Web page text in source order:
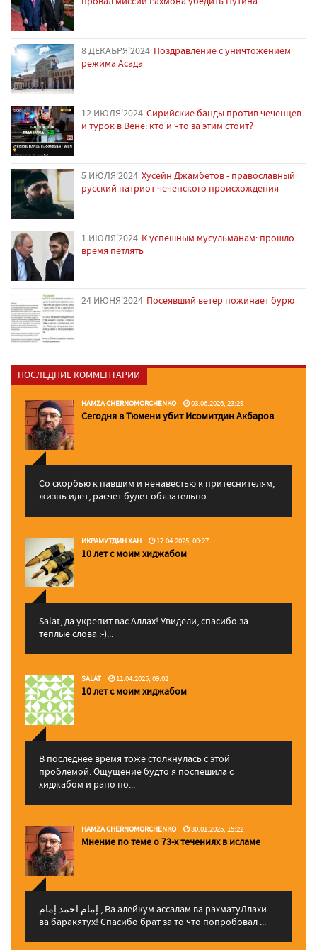
8 ДЕКАБРЯ'2024 Поздравление с уничтожением
режима Асада
12 ИЮЛЯ'2024 Сирийские банды против чеченцев
и турок в Вене: кто и что за этим стоит?
5 ИЮЛЯ'2024 Хусейн Джамбетов - православный
русский патриот чеченского происхождения
1 ИЮЛЯ'2024 К успешным мусульманам: прошло
время петлять
24 ИЮНЯ'2024 Посеявший ветер пожинает бурю
ПОСЛЕДНИЕ КОММЕНТАРИИ
HAMZA CHERNOMORCHENKO 03.06.2026, 23:29
Сегодня в Тюмени убит Исомитдин Акбаров
Со скорбью к павшим и ненавестью к притеснителям,
жизнь идет, расчет будет обязательно. ...
ИКРАМУТДИН ХАН 17.04.2025, 00:27
10 лет с моим хиджабом
Salat, да укрепит вас Аллаx! Увидели, спасибо за
теплые слова :-)...
SALAT 11.04.2025, 09:02
10 лет с моим хиджабом
В последнее время тоже столкнулась с этой
проблемой. Ощущение будто я поспешила с
хиджабом и рано по...
HAMZA CHERNOMORCHENKO 30.01.2025, 15:22
Мнение по теме о 73-х течениях в исламе
إمام احمد إمام , Ва алейкум ассалам ва рахматуЛлахи
ва баракятух! Спасибо брат за то что попробовал ...